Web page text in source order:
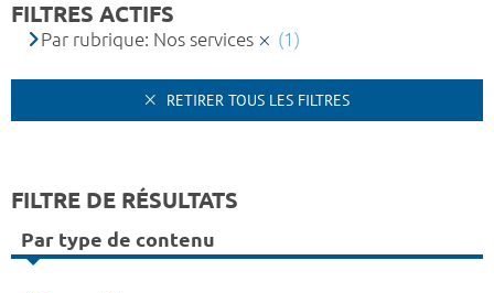
FILTRES ACTIFS
Par rubrique: Nos services (1)
RETIRER TOUS LES FILTRES
FILTRE DE RÉSULTATS
Par type de contenu